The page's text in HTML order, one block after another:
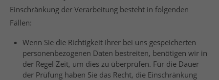
Einschränkung der Verarbeitung besteht in folgenden
Fällen:
Wenn Sie die Richtigkeit Ihrer bei uns gespeicherten
personenbezogenen Daten bestreiten, benötigen wir in
der Regel Zeit, um dies zu überprüfen. Für die Dauer
der Prüfung haben Sie das Recht, die Einschränkung